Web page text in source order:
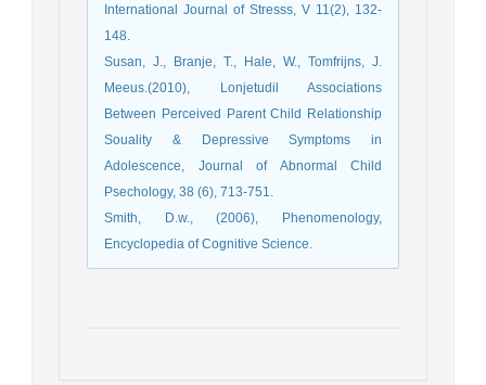
International Journal of Stresss, V 11(2), 132-
148.
Susan, J., Branje, T., Hale, W., Tomfrijns, J.
Meeus.(2010), Lonjetudil Associations
Between Perceived Parent Child Relationship
Souality & Depressive Symptoms in
Adolescence, Journal of Abnormal Child
Psechology, 38 (6), 713-751.
Smith, D.w., (2006), Phenomenology,
Encyclopedia of Cognitive Science.